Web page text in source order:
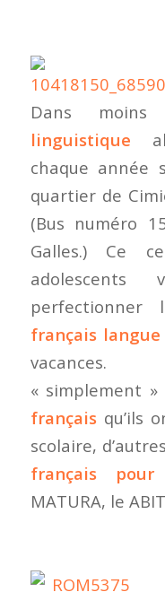
Dans
linguistique
chaque année
quartier de
(Bus numéro
Galles.) Ce
adolescents
perfectionner
français
vacances.
« simplement
françaisqu’ils
scolaire,
français
MATURA, le